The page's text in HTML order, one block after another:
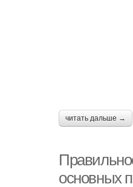
читать дальше →
основных